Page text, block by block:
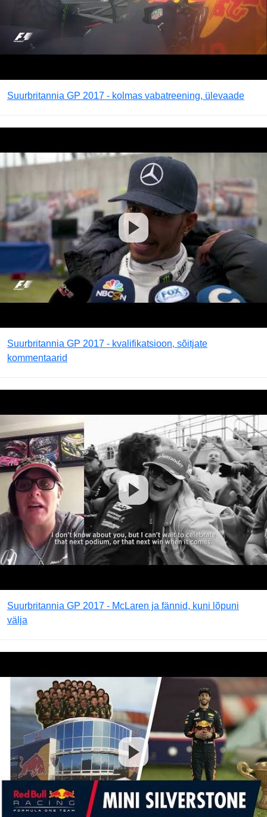
Suurbritannia GP 2017 - kolmas vabatreening, ülevaade
Suurbritannia GP 2017 - kvalifikatsioon, sõitjate
kommentaarid
Suurbritannia GP 2017 - McLaren ja fännid, kuni lõpuni
välja